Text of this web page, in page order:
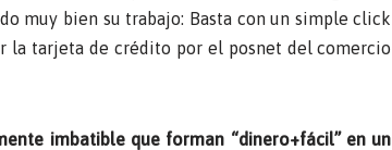
muy bien su trabajo: Basta con un simple click
la tarjeta de crédito por el posnet del comercio
imbatible que forman “dinero+fácil” en un